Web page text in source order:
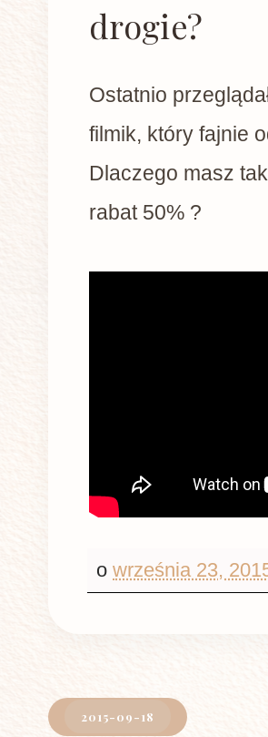
drogie?
Ostatnio
filmik, który fajnie
Dlaczego masz
rabat 50% ?
o września 23,
2015-09-18